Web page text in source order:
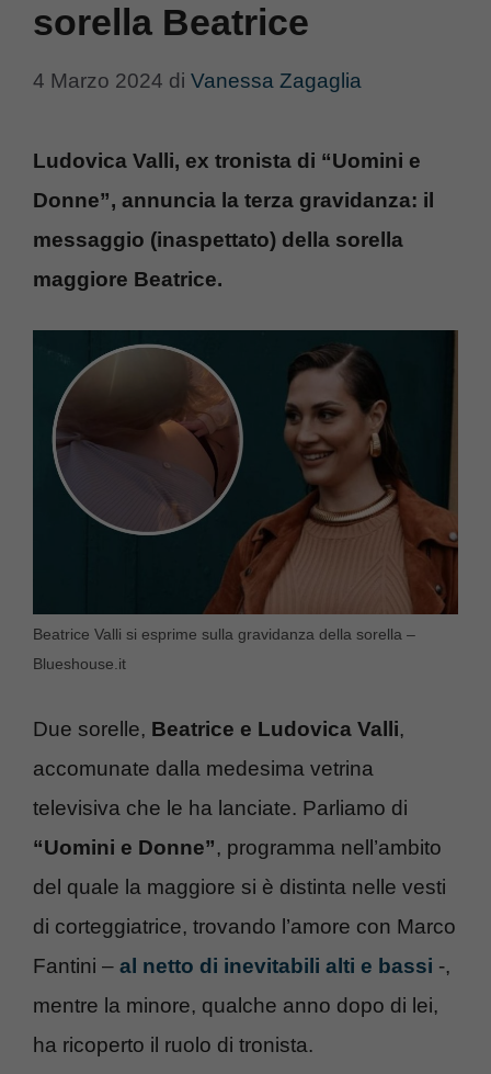
sorella Beatrice
4 Marzo 2024 di Vanessa Zagaglia
Ludovica Valli, ex tronista di “Uomini e
Donne”, annuncia la terza gravidanza: il
messaggio (inaspettato) della sorella
maggiore Beatrice.
Beatrice Valli si esprime sulla gravidanza della sorella –
Blueshouse.it
Due sorelle, Beatrice e Ludovica Valli,
accomunate dalla medesima vetrina
televisiva che le ha lanciate. Parliamo di
“Uomini e Donne”, programma nell’ambito
del quale la maggiore si è distinta nelle vesti
di corteggiatrice, trovando l’amore con Marco
Fantini – al netto di inevitabili alti e bassi -,
mentre la minore, qualche anno dopo di lei,
ha ricoperto il ruolo di tronista.